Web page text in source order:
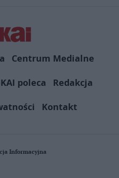
Centrum Medialne
poleca
Redakcja
Kontakt
Informacyjna